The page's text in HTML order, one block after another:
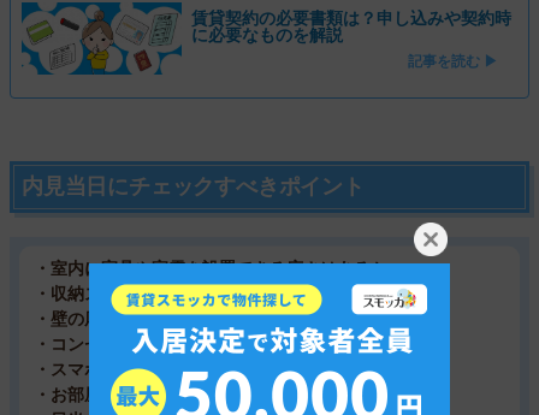
賃貸契約の必要書類は？申し込みや契約時
に必要なものを解説
記事を読む ▶
内見当日にチェックすべきポイント
・室内に家具や家電を設置できる広さはあるか
・収納スペースは足りるか
・壁の厚さと防音性は十分か
・コンセントの数は多いか
・スマホの電波の入りは良いか
・お部屋の防犯性は高いか